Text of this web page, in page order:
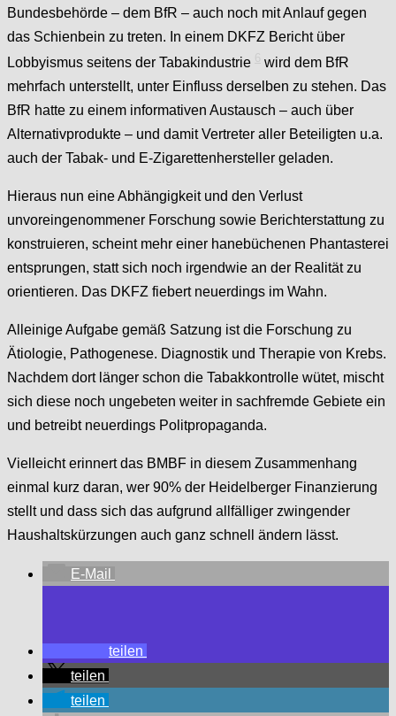
Bundesbehörde – dem BfR – auch noch mit Anlauf gegen
das Schienbein zu treten. In einem DKFZ Bericht über
Lobbyismus seitens der Tabakindustrie
wird dem BfR
mehrfach unterstellt, unter Einfluss derselben zu stehen. Das
BfR hatte zu einem informativen Austausch – auch über
Alternativprodukte – und damit Vertreter aller Beteiligten u.a.
auch der Tabak- und E-Zigarettenhersteller geladen.
Hieraus nun eine Abhängigkeit und den Verlust
unvoreingenommener Forschung sowie Berichterstattung zu
konstruieren, scheint mehr einer hanebüchenen Phantasterei
entsprungen, statt sich noch irgendwie an der Realität zu
orientieren. Das DKFZ fiebert neuerdings im Wahn.
Alleinige Aufgabe gemäß Satzung ist die Forschung zu
Ätiologie, Pathogenese. Diagnostik und Therapie von Krebs.
Nachdem dort länger schon die Tabakkontrolle wütet, mischt
sich diese noch ungebeten weiter in sachfremde Gebiete ein
und betreibt neuerdings Politpropaganda.
Vielleicht erinnert das BMBF in diesem Zusammenhang
einmal kurz daran, wer 90% der Heidelberger Finanzierung
stellt und dass sich das aufgrund allfälliger zwingender
Haushaltskürzungen auch ganz schnell ändern lässt.
E-Mail
teilen
teilen
teilen